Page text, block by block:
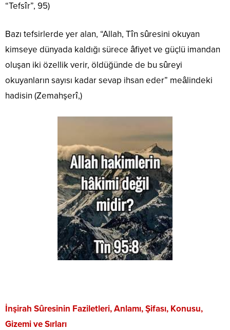
“Tefsîr”, 95)
Bazı tefsirlerde yer alan, “Allah, Tîn sûresini okuyan
kimseye dünyada kaldığı sürece âfiyet ve güçlü imandan
oluşan iki özellik verir, öldüğünde de bu sûreyi
okuyanların sayısı kadar sevap ihsan eder” meâlindeki
hadisin (Zemahşerî,)
İnşirah Sûresinin Faziletleri, Anlamı, Şifası, Konusu,
Gizemi ve Sırları